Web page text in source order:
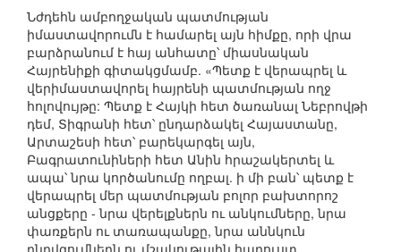
Նժդեհն ամբողջական պատմության
իմաստավորումն է համարել այն հիմքը, որի վրա
բարձրանում է հայ անհատը՝ միասնական
Հայրենիքի գիտակցմամբ. «Պետք է վերապրել և
վերիմաստավորել հայրենի պատմության ողջ
հոլովույթը: Պետք է Հայկի հետ ծառանալ Նեբրովթի
դեմ, Տիգրանի հետ՝ ընդարձակել Հայաստանը,
Արտաշեսի հետ՝ բարեկարգել այն,
Բագրատունիների հետ Անին հրաշակերտել և
ապա՝ նրա կործանումը ողբալ. ի մի բան՝ պետք է
վերապրել մեր պատմության բոլոր բախտորոշ
անցքերը - նրա վերելքներն ու անկումները, նրա
փառքերն ու տառապանքը, նրա աննկուն